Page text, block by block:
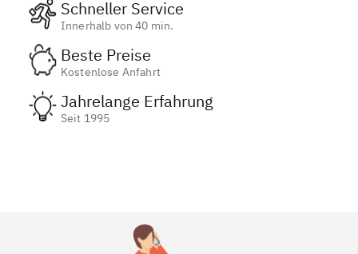
Schneller Service
Innerhalb von 40 min.
Beste Preise
Kostenlose Anfahrt
Jahrelange Erfahrung
Seit 1995